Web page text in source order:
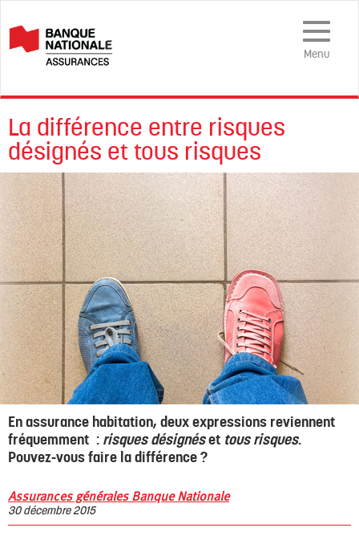
Menu
mobile
Menu
La différence entre risques
désignés et tous risques
En assurance habitation, deux expressions reviennent
fréquemment : risques désignéset tous risques.
Pouvez-vous faire la différence ?
Assurances générales Banque Nationale
30 décembre 2015